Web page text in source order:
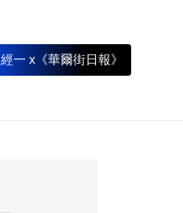
經一 x《華爾街日報》